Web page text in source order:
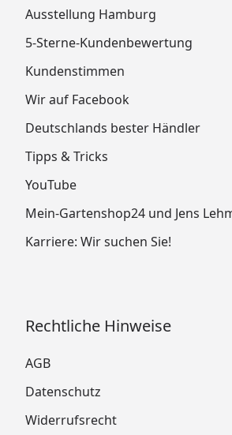
Ausstellung Hamburg
5-Sterne-Kundenbewertung
Kundenstimmen
Wir auf Facebook
Deutschlands bester Händler
Tipps & Tricks
YouTube
Mein-Gartenshop24 und Jens
Karriere: Wir suchen Sie!
Rechtliche Hinweise
AGB
Datenschutz
Widerrufsrecht